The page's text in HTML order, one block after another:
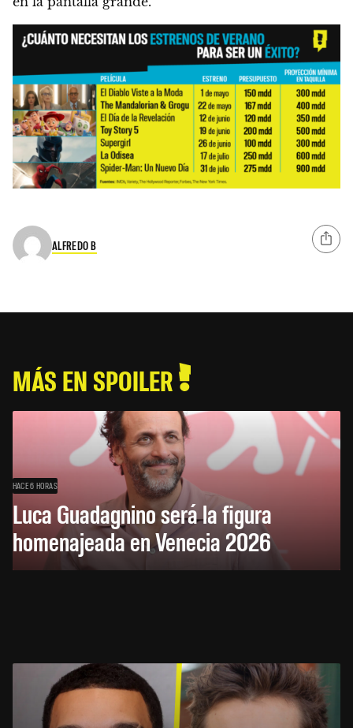
ALFREDO B
MÁS EN SPOILER
HACE 6 HORAS
Luca Guadagnino será la figura
homenajeada en Venecia 2026